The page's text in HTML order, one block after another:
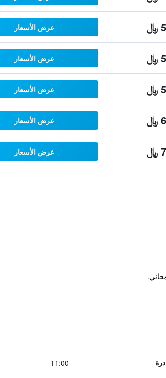
عرض الأسعار
عرض الأسعار
عرض الأسعار
عرض الأسعار
عرض الأسعار
11:00